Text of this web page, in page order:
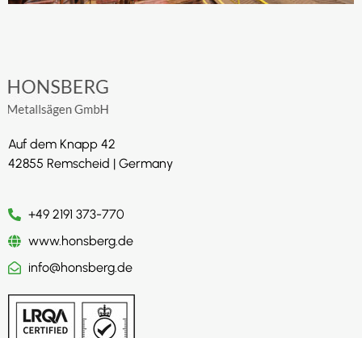
Auf dem Knapp 42
42855 Remscheid | Germany
+49 2191 373-770
www.honsberg.de
info@honsberg.de